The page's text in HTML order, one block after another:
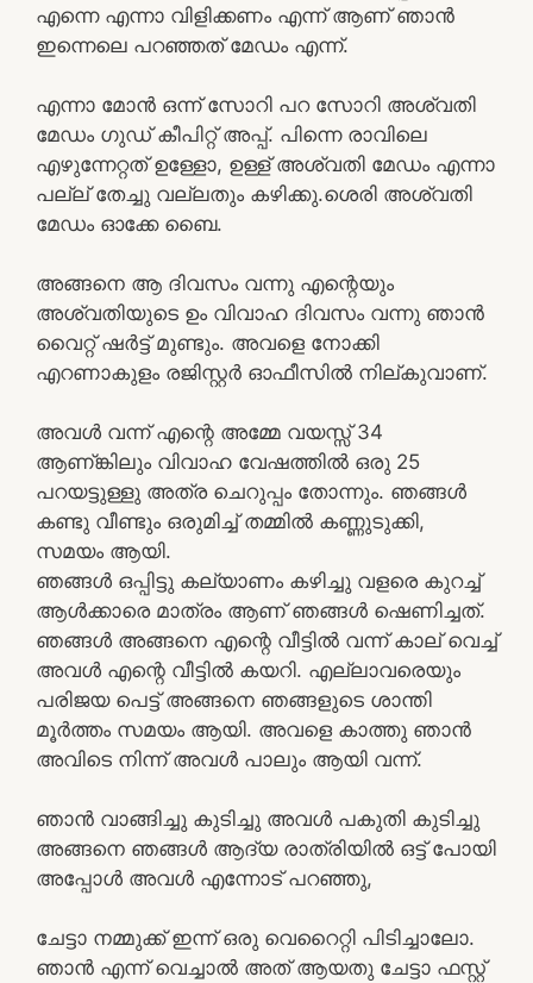
എന്നെ എന്നാ വിളിക്കണം എന്ന് ആണ് ഞാൻ
ഇന്നെലെ പറഞ്ഞത് മേഡം എന്ന്.
എന്നാ മോൻ ഒന്ന് സോറി പറ സോറി അശ്വതി
മേഡം ഗുഡ് കീപിറ്റ് അപ്പ്‌. പിന്നെ രാവിലെ
എഴുന്നേറ്റത് ഉള്ളോ, ഉള്ള് അശ്വതി മേഡം എന്നാ
പല്ല് തേച്ചു വല്ലതും കഴിക്കു.ശെരി അശ്വതി
മേഡം ഓക്കേ ബൈ.
അങ്ങനെ ആ ദിവസം വന്നു എന്റെയും
അശ്വതിയുടെ ഉം വിവാഹ ദിവസം വന്നു ഞാൻ
വൈറ്റ് ഷർട്ട് മുണ്ടും. അവളെ നോക്കി
എറണാകുളം രജിസ്റ്റർ ഓഫീസിൽ നില്കുവാണ്.
അവൾ വന്ന് എന്റെ അമ്മേ വയസ്സ് 34
ആണ്ങ്കിലും വിവാഹ വേഷത്തിൽ ഒരു 25
പറയട്ടുള്ളു അത്ര ചെറുപ്പം തോന്നും. ഞങ്ങൾ
കണ്ടു വീണ്ടും ഒരുമിച്ച് തമ്മിൽ കണ്ണുടുക്കി,
സമയം ആയി.
ഞങ്ങൾ ഒപ്പിട്ടു കല്യാണം കഴിച്ചു വളരെ കുറച്ച്
ആൾക്കാരെ മാത്രം ആണ് ഞങ്ങൾ ഷെണിച്ചത്.
ഞങ്ങൾ അങ്ങനെ എന്റെ വീട്ടിൽ വന്ന് കാല് വെച്ച്
അവൾ എന്റെ വീട്ടിൽ കയറി. എല്ലാവരെയും
പരിജയ പെട്ട് അങ്ങനെ ഞങ്ങളുടെ ശാന്തി
മൂർത്തം സമയം ആയി. അവളെ കാത്തു ഞാൻ
അവിടെ നിന്ന് അവൾ പാലും ആയി വന്ന്.
ഞാൻ വാങ്ങിച്ചു കുടിച്ചു അവൾ പകുതി കുടിച്ചു
അങ്ങനെ ഞങ്ങൾ ആദ്യ രാത്രിയിൽ ഒട്ട് പോയി
അപ്പോൾ അവൾ എന്നോട് പറഞ്ഞു,
ചേട്ടാ നമ്മുക്ക് ഇന്ന് ഒരു വെറൈറ്റി പിടിച്ചാലോ.
ഞാൻ എന്ന് വെച്ചാൽ അത് ആയതു ചേട്ടാ ഫസ്റ്റ്